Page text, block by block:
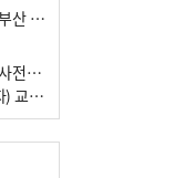
‘장수기업 세무조사 유예’ 파격 인센티브, 부산 유출 막을까
부산선관위 지선 Q&A ③ 사전투표 일정·사전투표함 보관
부산선관위 지선 Q&A ② 선거운동(유권자) 교육감투표용지